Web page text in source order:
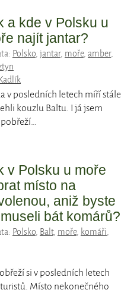
a kde v Polsku u
najít jantar?
Polsko, jantar, moře, amber,
v posledních letech míří stále
kouzlu Baltu. I já jsem
v Polsku u moře
místo na
aniž byste
bát komárů?
Polsko, Balt, moře, komáři,
si v posledních letech
Místo nekonečného